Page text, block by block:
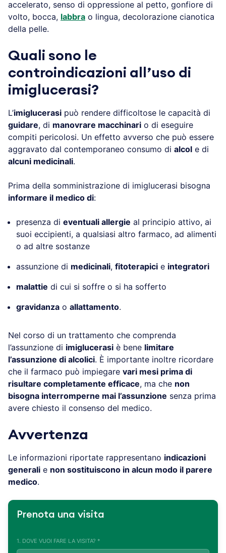
accelerato, senso di oppressione al petto, gonfiore di
volto, bocca, labbra o lingua, decolorazione cianotica
della pelle.
Quali sono le
controindicazioni all’uso di
imiglucerasi?
L’imiglucerasi può rendere difficoltose le capacità di
guidare, di manovrare macchinari o di eseguire
compiti pericolosi. Un effetto avverso che può essere
aggravato dal contemporaneo consumo di alcol e di
alcuni medicinali.
Prima della somministrazione di imiglucerasi bisogna
informare il medico di:
presenza di eventuali allergie al principio attivo, ai
suoi eccipienti, a qualsiasi altro farmaco, ad alimenti
o ad altre sostanze
assunzione di medicinali, fitoterapici e integratori
malattie di cui si soffre o si ha sofferto
gravidanza o allattamento.
Nel corso di un trattamento che comprenda
l’assunzione di imiglucerasi è bene limitare
l’assunzione di alcolici. È importante inoltre ricordare
che il farmaco può impiegare vari mesi prima di
risultare completamente efficace, ma che non
bisogna interromperne mai l’assunzione senza prima
avere chiesto il consenso del medico.
Avvertenza
Le informazioni riportate rappresentano indicazioni
generali e non sostituiscono in alcun modo il parere
medico.
Prenota una visita
1. DOVE VUOI FARE LA VISITA? *